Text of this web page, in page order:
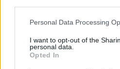
Personal Data Processing
I want to opt-out of the
personal data.
Opted In
resta che attendere, e a meno
Benitez, l’imprssione è che
EDOARDO BARACCO